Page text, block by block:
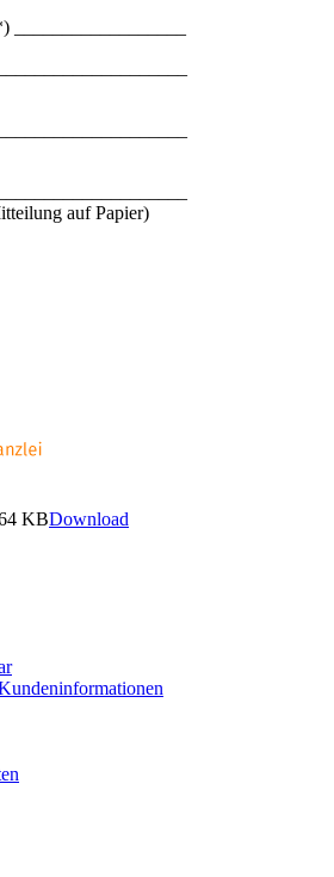
auf Papier)
KBDownload